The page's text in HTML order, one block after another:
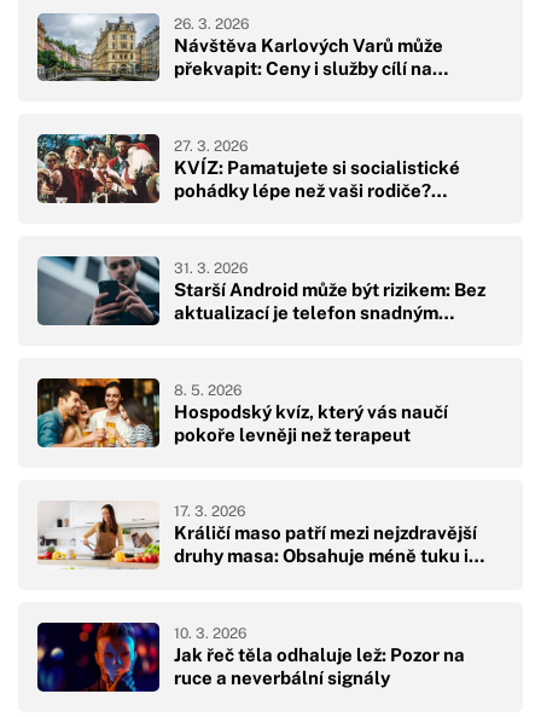
Návštěva Karlových Varů může
překvapit: Ceny i služby cílí na…
26. 3. 2026
KVÍZ: Pamatujete si socialistické
pohádky lépe než vaši rodiče?…
27. 3. 2026
Starší Android může být rizikem: Bez
aktualizací je telefon snadným…
31. 3. 2026
Hospodský kvíz, který vás naučí
pokoře levněji než terapeut
8. 5. 2026
Králičí maso patří mezi nejzdravější
druhy masa: Obsahuje méně tuku i…
17. 3. 2026
Jak řeč těla odhaluje lež: Pozor na
ruce a neverbální signály
10. 3. 2026